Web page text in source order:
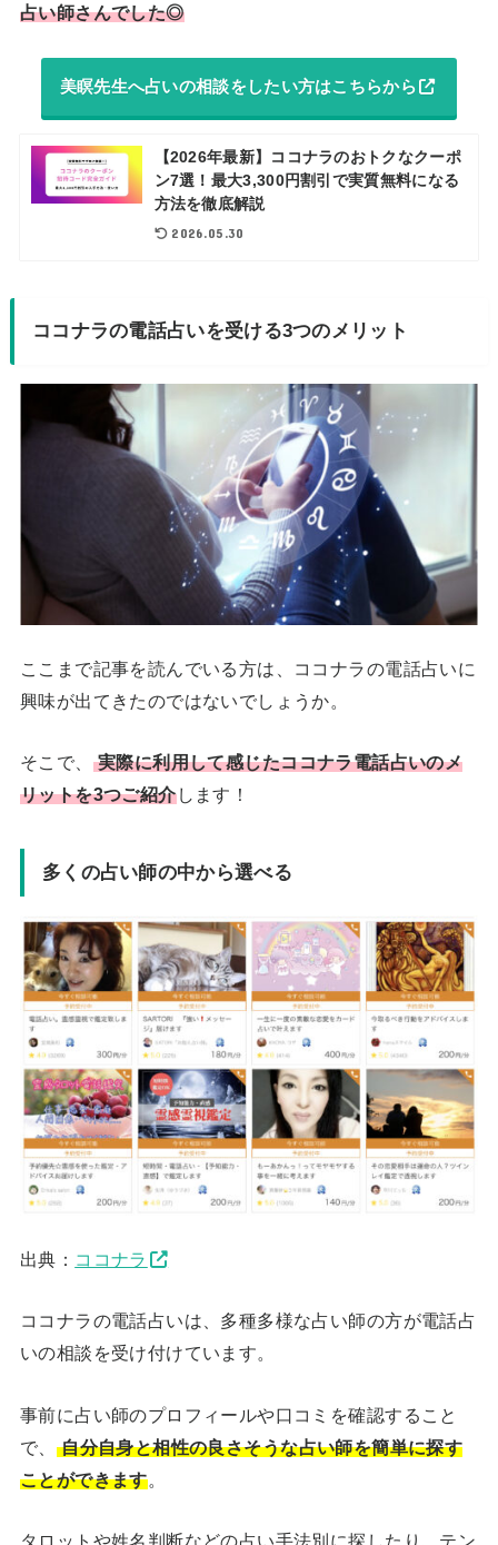
占い師さんでした◎
美瞑先生へ占いの相談をしたい方はこちらから
【2026年最新】ココナラのおトクなクーポ
ン7選！最大3,300円割引で実質無料になる
方法を徹底解説
2026.05.30
ココナラの電話占いを受ける3つのメリット
ここまで記事を読んでいる方は、ココナラの電話占いに
興味が出てきたのではないでしょうか。
そこで、
実際に利用して感じたココナラ電話占いのメ
リットを3つご紹介します！
多くの占い師の中から選べる
出典： ココナラ
ココナラの電話占いは、多種多様な占い師の方が電話占
いの相談を受け付けています。
事前に占い師のプロフィールや口コミを確認すること
で、
自分自身と相性の良さそうな占い師を簡単に探す
ことができます。
タロットや姓名判断などの占い手法別に探したり、テン